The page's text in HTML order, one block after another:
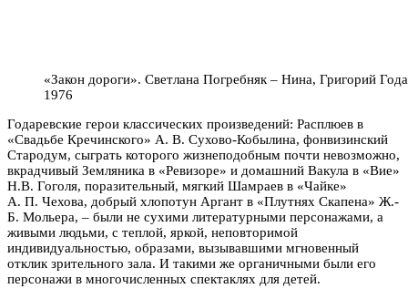
«Закон дороги». Светлана Погребняк – Нина, Григорий
1976
Годаревские герои классических произведений: Расплюев в
«Свадьбе Кречинского» А. В. Сухово-Кобылина, фонвизинский
Стародум, сыграть которого жизнеподобным почти невозможно,
вкрадчивый Земляника в «Ревизоре» и домашний Вакула в «Вие»
Н.В. Гоголя, поразительный, мягкий Шамраев в «Чайке»
А. П. Чехова, добрый хлопотун Аргант в «Плутнях Скапена» Ж.-
Б. Мольера, – были не сухими литературными персонажами, а
живыми людьми, с теплой, яркой, неповторимой
индивидуальностью, образами, вызывавшими мгновенный
отклик зрительного зала. И такими же органичными были его
персонажи в многочисленных спектаклях для детей.